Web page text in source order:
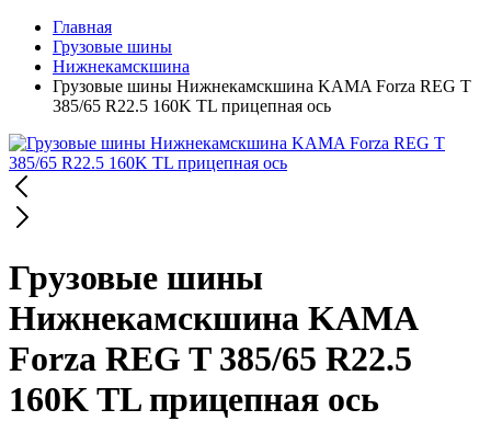
Главная
Грузовые шины
Нижнекамскшина
Грузовые шины Нижнекамскшина KAMA Forza REG T
385/65 R22.5 160K TL прицепная ось
Грузовые шины
Нижнекамскшина KAMA
Forza REG T 385/65 R22.5
160K TL прицепная ось